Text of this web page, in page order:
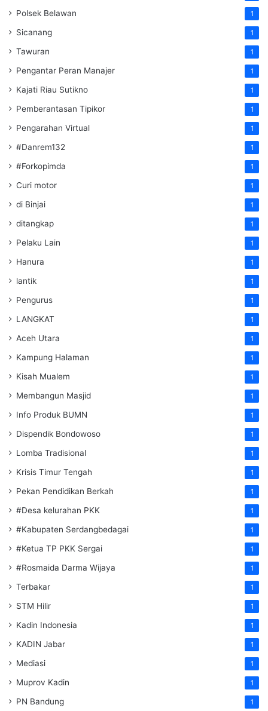
Polsek Belawan 1
Sicanang 1
Tawuran 1
Pengantar Peran Manajer 1
Kajati Riau Sutikno 1
Pemberantasan Tipikor 1
Pengarahan Virtual 1
#Danrem132 1
#Forkopimda 1
Curi motor 1
di Binjai 1
ditangkap 1
Pelaku Lain 1
Hanura 1
lantik 1
Pengurus 1
LANGKAT 1
Aceh Utara 1
Kampung Halaman 1
Kisah Mualem 1
Membangun Masjid 1
Info Produk BUMN 1
Dispendik Bondowoso 1
Lomba Tradisional 1
Krisis Timur Tengah 1
Pekan Pendidikan Berkah 1
#Desa kelurahan PKK 1
#Kabupaten Serdangbedagai 1
#Ketua TP PKK Sergai 1
#Rosmaida Darma Wijaya 1
Terbakar 1
STM Hilir 1
Kadin Indonesia 1
KADIN Jabar 1
Mediasi 1
Muprov Kadin 1
PN Bandung 1